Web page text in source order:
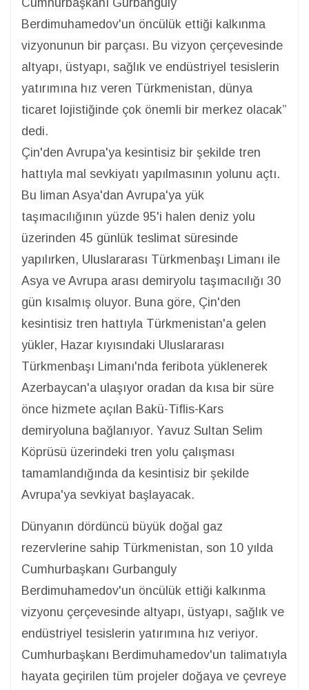
Cumhurbaşkanı Gurbanguly
Berdimuhamedov'un öncülük ettiği kalkınma
vizyonunun bir parçası. Bu vizyon çerçevesinde
altyapı, üstyapı, sağlık ve endüstriyel tesislerin
yatırımına hız veren Türkmenistan, dünya
ticaret lojistiğinde çok önemli bir merkez olacak”
dedi.
Çin'den Avrupa'ya kesintisiz bir şekilde tren
hattıyla mal sevkiyatı yapılmasının yolunu açtı.
Bu liman Asya'dan Avrupa'ya yük
taşımacılığının yüzde 95'i halen deniz yolu
üzerinden 45 günlük teslimat süresinde
yapılırken, Uluslararası Türkmenbaşı Limanı ile
Asya ve Avrupa arası demiryolu taşımacılığı 30
gün kısalmış oluyor. Buna göre, Çin'den
kesintisiz tren hattıyla Türkmenistan'a gelen
yükler, Hazar kıyısındaki Uluslararası
Türkmenbaşı Limanı'nda feribota yüklenerek
Azerbaycan'a ulaşıyor oradan da kısa bir süre
önce hizmete açılan Bakü-Tiflis-Kars
demiryoluna bağlanıyor. Yavuz Sultan Selim
Köprüsü üzerindeki tren yolu çalışması
tamamlandığında da kesintisiz bir şekilde
Avrupa'ya sevkiyat başlayacak.
Dünyanın dördüncü büyük doğal gaz
rezervlerine sahip Türkmenistan, son 10 yılda
Cumhurbaşkanı Gurbanguly
Berdimuhamedov'un öncülük ettiği kalkınma
vizyonu çerçevesinde altyapı, üstyapı, sağlık ve
endüstriyel tesislerin yatırımına hız veriyor.
Cumhurbaşkanı Berdimuhamedov'un talimatıyla
hayata geçirilen tüm projeler doğaya ve çevreye